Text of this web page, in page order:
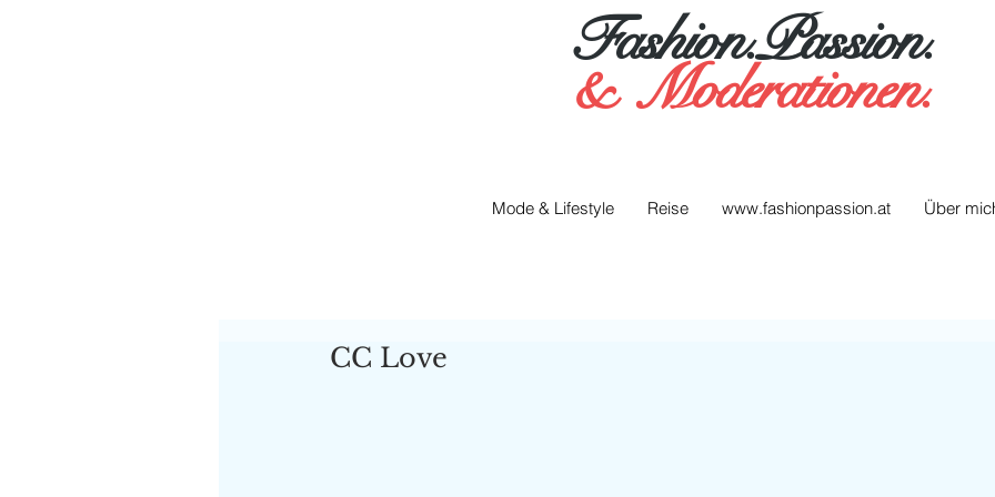
Fashion.Passion.
& Moderationen.
Mode & Lifestyle Reise www.fashionpassion.at Über
CC Love